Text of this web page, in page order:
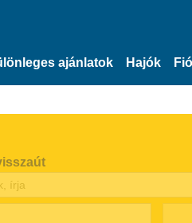
ajánlatok Hajók